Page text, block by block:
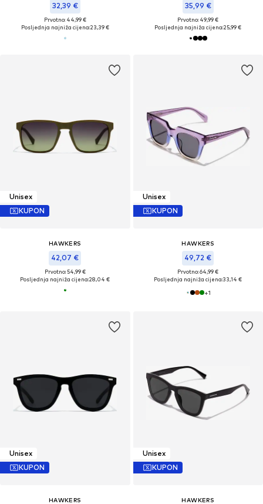
32,39 €
Prvotno: 44,99 €
Posljednja najniža cijena:23,39 €
35,99 €
Prvotno: 49,99 €
Posljednja najniža cijena:25,99 €
Unisex
KUPON
HAWKERS
42,07 €
Prvotno: 54,99 €
Posljednja najniža cijena:28,04 €
Unisex
KUPON
HAWKERS
49,72 €
Prvotno: 64,99 €
Posljednja najniža cijena:33,14 €
+1
Unisex
KUPON
HAWKERS
Unisex
KUPON
HAWKERS